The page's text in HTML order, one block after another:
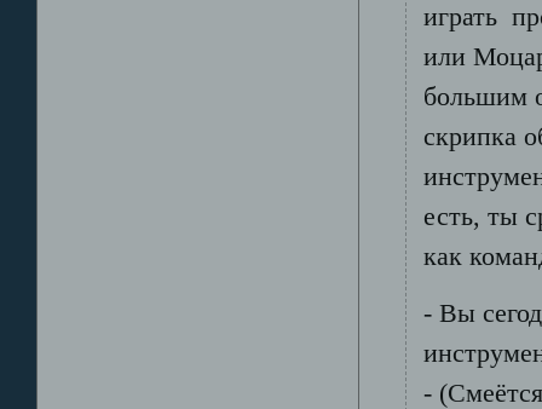
играть
или
большим
скрипка
есть, ты
как
- Вы
-